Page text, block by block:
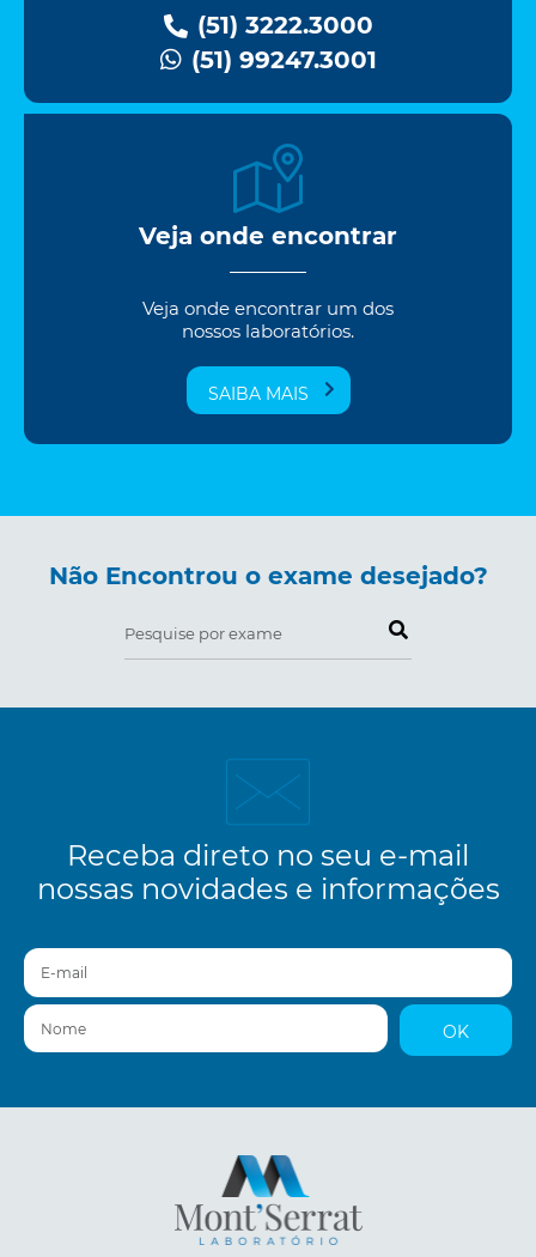
(51) 3222.3000
(51) 99247.3001
Veja onde encontrar
Veja onde encontrar um dos
nossos laboratórios.
SAIBA MAIS
Não Encontrou o exame desejado?
Pesquise por exame
Receba direto no seu e-mail
nossas novidades e informações
E-mail
Nome
OK